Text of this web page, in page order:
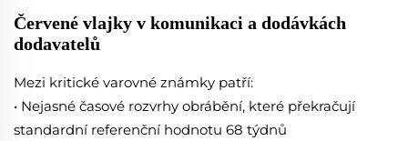
Červené vlajky v komunikaci a dodávkách
dodavatelů
Mezi kritické varovné známky patří:
• Nejasné časové rozvrhy obrábění, které překračují
standardní referenční hodnotu 68 týdnů